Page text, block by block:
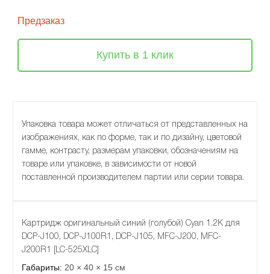
Предзаказ
Купить в 1 клик
Упаковка товара может отличаться от представленных на
изображениях, как по форме, так и по дизайну, цветовой
гамме, контрасту, размерам упаковки, обозначениям на
товаре или упаковке, в зависимости от новой
поставленной производителем партии или серии товара.
Картридж оригинальный синий (голубой) Cyan 1.2K для
DCP-J100, DCP-J100R1, DCP-J105, MFC-J200, MFC-
J200R1 [LC-525XLC]
Габариты: 20 × 40 × 15 см